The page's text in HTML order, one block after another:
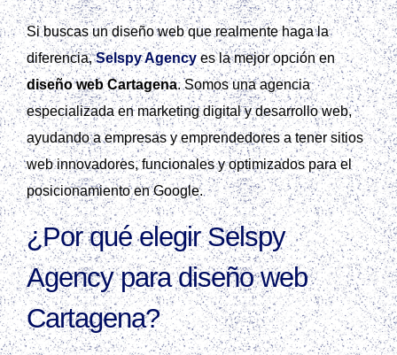
Si buscas un diseño web que realmente haga la
diferencia,Selspy Agencyes la mejor opción en
diseño web Cartagena. Somos una agencia
especializada en marketing digital y desarrollo web,
ayudando a empresas y emprendedores a tener sitios
web innovadores, funcionales y optimizados para el
posicionamiento en Google.
¿Por qué elegir Selspy
Agency para diseño web
Cartagena?